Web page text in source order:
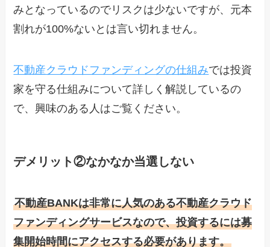
みとなっているのでリスクは少ないですが、元本
割れが100%ないとは言い切れません。
不動産クラウドファンディングの仕組みでは投資
家を守る仕組みについて詳しく解説しているの
で、興味のある人はご覧ください。
デメリット②なかなか当選しない
不動産BANKは非常に人気のある不動産クラウド
ファンディングサービスなので、投資するには募
集開始時間にアクセスする必要があります。